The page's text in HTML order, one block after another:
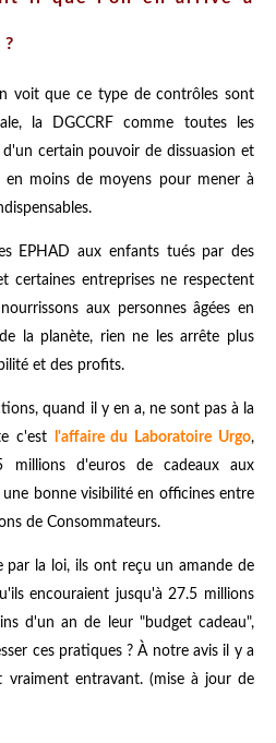
voit que ce type de contrôles sont
la DGCCRF comme toutes les
certain pouvoir de dissuasion et
moins de moyens pour mener à
EPHAD aux enfants tués par des
certaines entreprises ne respectent
aux personnes âgées en
la planète, rien ne les arrête plus
et des profits.
quand il y en a, ne sont pas à la
c'est
l'affaire du Laboratoire Urgo,
d'euros de cadeaux aux
bonne visibilité en officines entre
de Consommateurs.
par la loi, ils ont reçu un amande de
encouraient jusqu'à 27.5 millions
d'un an de leur "budget cadeau",
ces pratiques ? À notre avis il y a
vraiment entravant. (mise à jour de